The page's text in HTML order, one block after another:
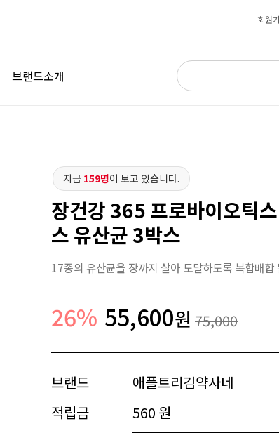
회원
브랜드소개
지금 159명이 보고 있습니다.
장건강 365 프로바이오틱
스 유산균 3박스
17종의 유산균을 장까지 살아 도달하도록 복합배합
26% 55,600원 75,000
브랜드
애플트리김약사네
적립금
560 원